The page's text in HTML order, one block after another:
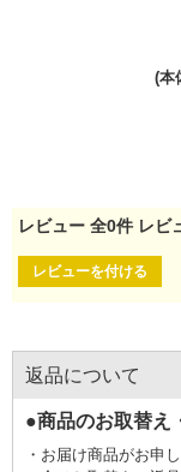
(本
レビュー 全0件 レビ
レビューを付ける
返品について
●商品のお取替え
お届け商品がお申